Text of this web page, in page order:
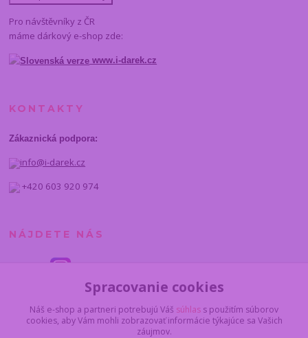
Pro návštěvníky z ČR
máme dárkový e-shop zde:
www.i-darek.cz
KONTAKTY
Zákaznická podpora:
info@i-darek.cz
+420 603 920 974
NÁJDETE NÁS
Spracovanie cookies
Náš e-shop a partneri potrebujú Váš súhlas s použitím súborov
cookies, aby Vám mohli zobrazovať informácie týkajúce sa Vašich
záujmov.